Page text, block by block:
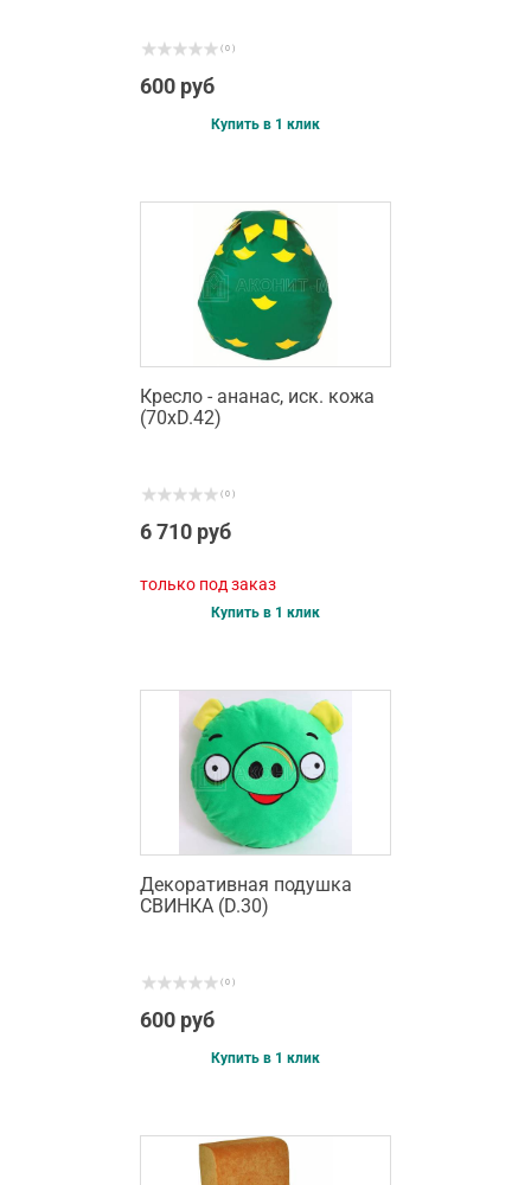
( 0 )
600 руб
Купить в 1 клик
Кресло - ананас, иск. кожа
(70хD.42)
( 0 )
6 710 руб
только под заказ
Купить в 1 клик
Декоративная подушка
СВИНКА (D.30)
( 0 )
600 руб
Купить в 1 клик